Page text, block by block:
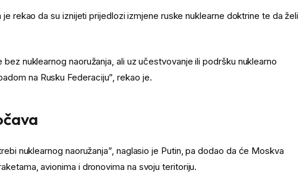
rekao da su iznijeti prijedlozi izmjene ruske nuklearne doktrine te da želi
nuklearnog naoružanja, ali uz učestvovanje ili podršku nuklearno
na Rusku Federaciju”, rekao je.
nuklearnog naoružanja”, naglasio je Putin, pa dodao da će Moskva
avionima i dronovima na svoju teritoriju.